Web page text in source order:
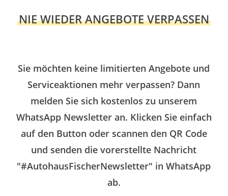
NIE WIEDER ANGEBOTE VERPASSEN
Sie möchten keine limitierten Angebote und
Serviceaktionen mehr verpassen? Dann
melden Sie sich kostenlos zu unserem
WhatsApp Newsletter an. Klicken Sie einfach
auf den Button oder scannen den QR Code
und senden die vorerstellte Nachricht
"#AutohausFischerNewsletter" in WhatsApp
ab.